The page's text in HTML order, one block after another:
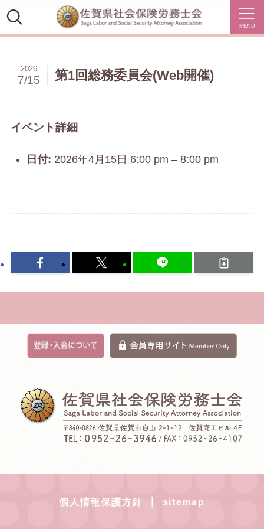
MENU
第1回総務委員会(Web開催)
2026
7/15
イベント詳細
日付: 2026年4月15日 6:00 pm – 8:00 pm
個人情報保護方針 sitemap